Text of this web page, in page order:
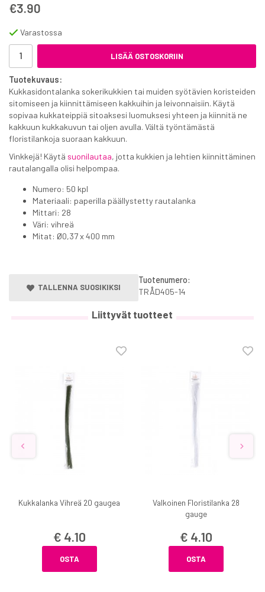
€3.90
Varastossa
LISÄÄ OSTOSKORIIN
Tuotekuvaus:
Kukkasidontalanka sokerikukkien tai muiden syötävien koristeiden
sitomiseen ja kiinnittämiseen kakkuihin ja leivonnaisiin. Käytä
sopivaa kukkateippiä sitoaksesi luomuksesi yhteen ja kiinnitä ne
kakkuun kukkakuvun tai oljen avulla. Vältä työntämästä
floristilankoja suoraan kakkuun.
Vinkkejä! Käytä suonilautaa, jotta kukkien ja lehtien kiinnittäminen
rautalangalla olisi helpompaa.
Numero: 50 kpl
Materiaali: paperilla päällystetty rautalanka
Mittari: 28
Väri: vihreä
Mitat: Ø0,37 x 400 mm
TALLENNA SUOSIKIKSI
Tuotenumero:
TRÅD405-14
Liittyvät tuotteet
Kukkalanka Vihreä 20 gaugea
€ 4.10
OSTA
Valkoinen Floristilanka 28
gauge
€ 4.10
OSTA